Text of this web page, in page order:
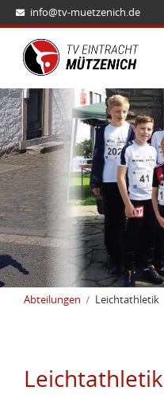
info@tv-muetzenich.de
Abteilungen Leichtathletik
Leichtathletik